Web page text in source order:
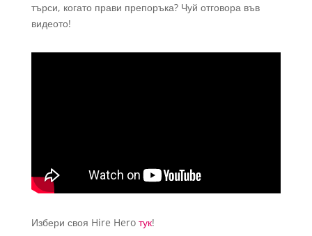
търси, когато прави препоръка? Чуй отговора във
видеото!
Избери своя Hire Hero тук!